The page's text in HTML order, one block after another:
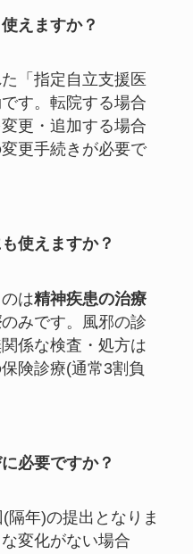
えますか？
「指定自立支援医
す。転院する場合
更・追加する場合
更手続きが必要で
使えますか？
は精神疾患の治療
のみです。風邪の診
係な検査・処方は
険診療(通常3割負
必要ですか？
隔年)の提出となりま
変化がない場合